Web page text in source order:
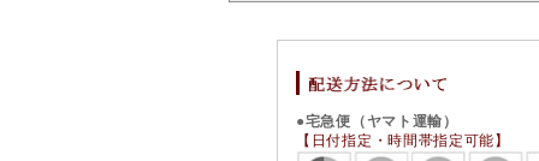
●宅急便（ヤマト運輸）
【日付指定・時間帯指定可能】